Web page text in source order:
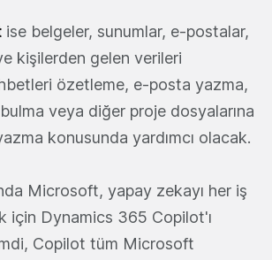
ise belgeler, sunumlar, e-postalar,
kişilerden gelen verileri
özetleme, e-posta yazma,
veya diğer proje dosyalarına
konusunda yardımcı olacak.
Microsoft, yapay zekayı her iş
için Dynamics 365 Copilot'ı
Copilot tüm Microsoft